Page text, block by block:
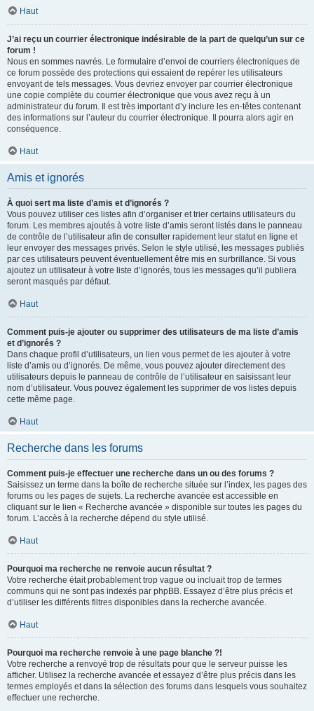
Haut
J’ai reçu un courrier électronique indésirable de la part de quelqu’un sur ce
forum !
Nous en sommes navrés. Le formulaire d’envoi de courriers électroniques de
ce forum possède des protections qui essaient de repérer les utilisateurs
envoyant de tels messages. Vous devriez envoyer par courrier électronique
une copie complète du courrier électronique que vous avez reçu à un
administrateur du forum. Il est très important d’y inclure les en-têtes contenant
des informations sur l’auteur du courrier électronique. Il pourra alors agir en
conséquence.
Haut
Amis et ignorés
À quoi sert ma liste d’amis et d’ignorés ?
Vous pouvez utiliser ces listes afin d’organiser et trier certains utilisateurs du
forum. Les membres ajoutés à votre liste d’amis seront listés dans le panneau
de contrôle de l’utilisateur afin de consulter rapidement leur statut en ligne et
leur envoyer des messages privés. Selon le style utilisé, les messages publiés
par ces utilisateurs peuvent éventuellement être mis en surbrillance. Si vous
ajoutez un utilisateur à votre liste d’ignorés, tous les messages qu’il publiera
seront masqués par défaut.
Haut
Comment puis-je ajouter ou supprimer des utilisateurs de ma liste d’amis
et d’ignorés ?
Dans chaque profil d’utilisateurs, un lien vous permet de les ajouter à votre
liste d’amis ou d’ignorés. De même, vous pouvez ajouter directement des
utilisateurs depuis le panneau de contrôle de l’utilisateur en saisissant leur
nom d’utilisateur. Vous pouvez également les supprimer de vos listes depuis
cette même page.
Haut
Recherche dans les forums
Comment puis-je effectuer une recherche dans un ou des forums ?
Saisissez un terme dans la boîte de recherche située sur l’index, les pages des
forums ou les pages de sujets. La recherche avancée est accessible en
cliquant sur le lien « Recherche avancée » disponible sur toutes les pages du
forum. L’accès à la recherche dépend du style utilisé.
Haut
Pourquoi ma recherche ne renvoie aucun résultat ?
Votre recherche était probablement trop vague ou incluait trop de termes
communs qui ne sont pas indexés par phpBB. Essayez d’être plus précis et
d’utiliser les différents filtres disponibles dans la recherche avancée.
Haut
Pourquoi ma recherche renvoie à une page blanche ?!
Votre recherche a renvoyé trop de résultats pour que le serveur puisse les
afficher. Utilisez la recherche avancée et essayez d’être plus précis dans les
termes employés et dans la sélection des forums dans lesquels vous souhaitez
effectuer une recherche.